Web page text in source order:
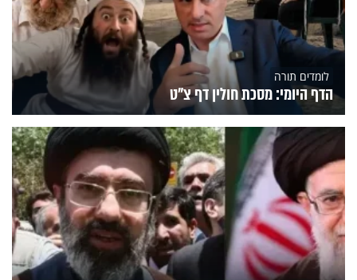
לומדים תורה
הדף היומי: מסכת חולין דף צ"ט